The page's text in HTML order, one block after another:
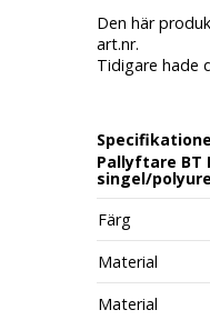
Den här
art.nr.
Tidigare hade
Pallyftare BT
singel/
Färg
Material
Material